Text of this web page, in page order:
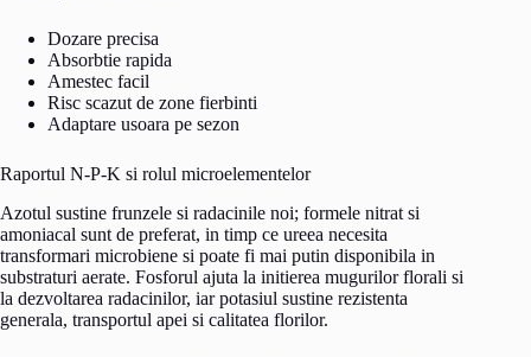
Dozare precisa
Absorbtie rapida
Amestec facil
Risc scazut de zone fierbinti
Adaptare usoara pe sezon
Raportul N-P-K si rolul microelementelor
Azotul sustine frunzele si radacinile noi; formele nitrat si
amoniacal sunt de preferat, in timp ce ureea necesita
transformari microbiene si poate fi mai putin disponibila in
substraturi aerate. Fosforul ajuta la initierea mugurilor florali si
la dezvoltarea radacinilor, iar potasiul sustine rezistenta
generala, transportul apei si calitatea florilor.